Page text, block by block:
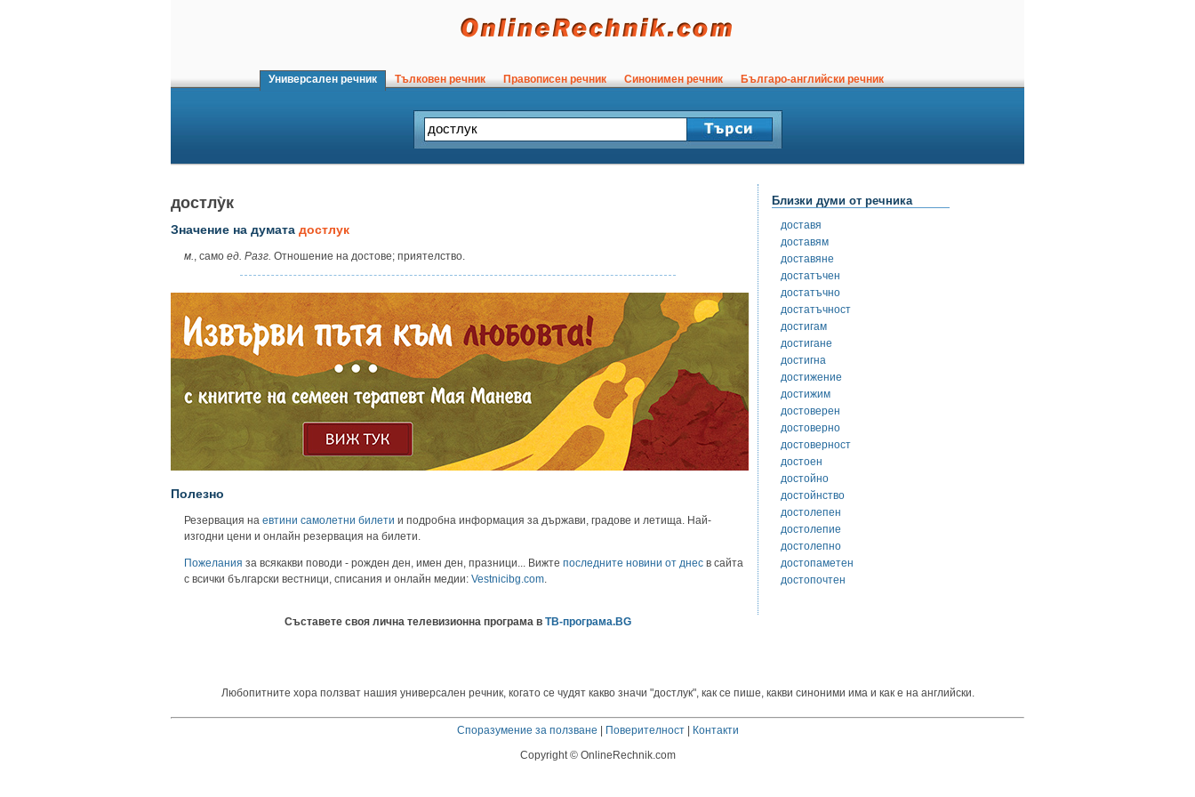
Универсален речник Тълковен речник Правописен речник Синонимен речник Българо-английски речник
достлу̀к
Значение на думата достлук
м., само ед. Разг. Отношение на достове; приятелство.
Полезно
Резервация на евтини самолетни билети и подробна информация за държави, градове и летища. Най-
изгодни цени и онлайн резервация на билети.
Пожелания за всякакви поводи - рожден ден, имен ден, празници... Вижте последните новини от днес в сайта
с всички български вестници, списания и онлайн медии: Vestnicibg.com
Съставете своя лична телевизионна програма в ТВ-програма.BG
Близки думи от речника
доставя
доставям
доставяне
достатъчен
достатъчно
достатъчност
достигам
достигане
достигна
достижение
достижим
достоверен
достоверно
достоверност
достоен
достойно
достойнство
достолепен
достолепие
достолепно
достопаметен
достопочтен
Любопитните хора ползват нашия универсален речник, когато се чудят какво значи "достлук", как се пише, какви синоними има и как е на английски.
Споразумение за ползване | Поверителност| Контакти
Copyright © OnlineRechnik.com